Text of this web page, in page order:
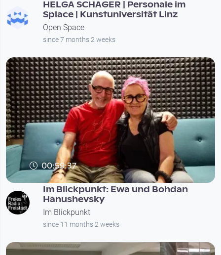
HELGA SCHAGER | Personale im
Splace | Kunstuniversität Linz
Open Space
since 7 months 2 weeks
00:59:37
Im Blickpunkt: Ewa und Bohdan
Hanushevsky
Im Blickpunkt
since 11 months 2 weeks